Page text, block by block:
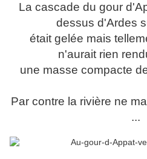
La cascade du gour
dessus d'Ardes
était gelée mais
n'aurait rien
une masse compacte
Par contre la rivière ne
...